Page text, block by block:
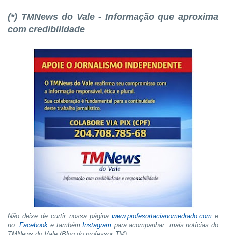
(*) TMNews do Vale - Informação que aproxima
com credibilidade
Não deixe de curtir nossa página www.profesortacianomedrado.come
noFacebook e tambémInstagram para acompanhar mais notícias do